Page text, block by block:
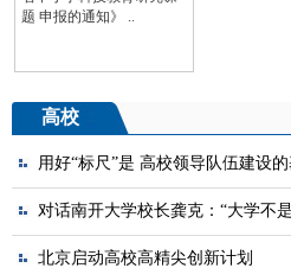
题 申报的通知》 ..
高校
用好“标尺”是 高校领导队伍建设
对话南开大学校长龚克：“大学不
北京启动高校高精尖创新计划